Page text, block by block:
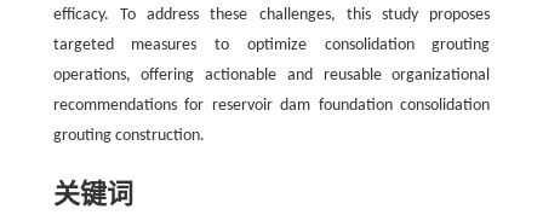
efficacy. To address these challenges, this study proposes
targeted measures to optimize consolidation grouting
operations, offering actionable and reusable organizational
recommendations for reservoir dam foundation consolidation
grouting construction.
关键词